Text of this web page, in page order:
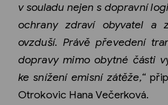
v souladu nejen s dopravní
ochrany zdraví obyvatel a
ovzduší. Právě převedení
dopravy mimo obytné části
ke snížení emisní zátěže,“
Otrokovic Hana Večerková.